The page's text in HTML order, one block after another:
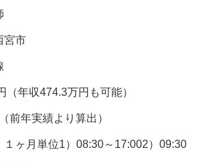
宮市
年収474.3万円も可能）
年実績より算出）
ヶ月単位1）08:30～17:002）09:30